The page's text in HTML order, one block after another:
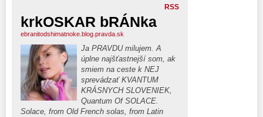
RSS
krkOSKAR bRÁNka
ebranitodshimatnoke.blog.pravda.sk
Ja PRAVDU milujem. A
úplne najšťastnejší som, ak
smiem na ceste k NEJ
sprevádzať KVANTUM
KRÁSNYCH SLOVENIEK,
Quantum Of SOLACE.
Solace, from Old French solas, from Latin